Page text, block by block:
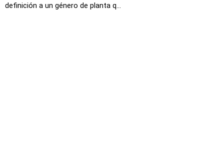
definición a un género de planta q...